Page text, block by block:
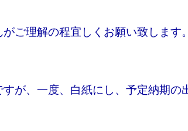
ご理解の程宜しくお願い致します
が、一度、白紙にし、予定納期の